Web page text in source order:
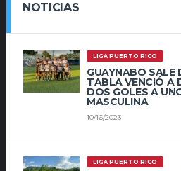
NOTICIAS
LIGA PUERTO RICO
GUAYNABO SALE
TABLA VENCIÓ A
DOS GOLES A
MASCULINA
10/16/2023
LIGA PUERTO RICO